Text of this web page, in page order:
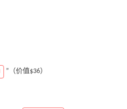
”（价值$36）